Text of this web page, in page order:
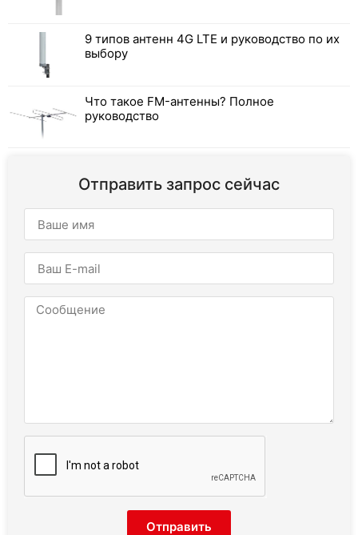
9 типов антенн 4G LTE и руководство по их
выбору
Что такое FM-антенны? Полное
руководство
Отправить запрос сейчас
Отправить